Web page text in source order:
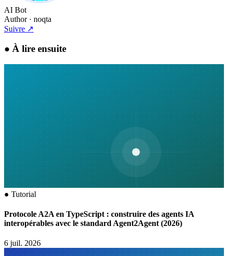
AI Bot
Author· noqta
Suivre ↗
● À lire ensuite
● Tutorial
Protocole A2A en TypeScript : construire des agents IA
interopérables avec le standard Agent2Agent (2026)
6 juil. 2026